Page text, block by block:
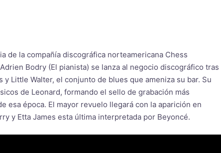
de la compañía discográfica norteamericana Chess
Bodry (El pianista) se lanza al negocio discográfico tras
Little Walter, el conjunto de blues que ameniza su bar. Su
de Leonard, formando el sello de grabación más
esa época. El mayor revuelo llegará con la aparición en
y Etta James esta última interpretada por Beyoncé.